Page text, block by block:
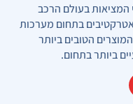
בעולם הרכב
בתחום מערכות
הטובים ביותר
ביותר בתחום.